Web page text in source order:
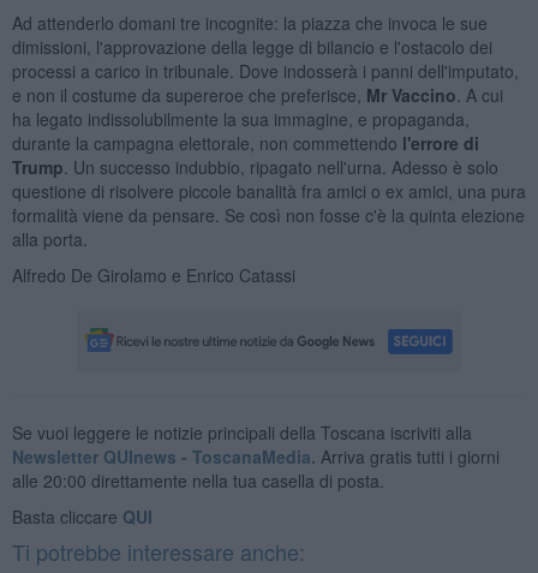
Ad attenderlo domani tre incognite: la piazza che invoca le sue
dimissioni, l'approvazione della legge di bilancio e l'ostacolo dei
processi a carico in tribunale. Dove indosserà i panni dell'imputato,
e non il costume da supereroe che preferisce, Mr Vaccino . A cui
ha legato indissolubilmente la sua immagine, e propaganda,
durante la campagna elettorale, non commettendo l'errore di
Trump . Un successo indubbio, ripagato nell'urna. Adesso è solo
questione di risolvere piccole banalità fra amici o ex amici, una pura
formalità viene da pensare. Se così non fosse c'è la quinta elezione
alla porta.
Alfredo De Girolamo e Enrico Catassi
Se vuoi leggere le notizie principali della Toscana iscriviti alla
Newsletter QUInews - ToscanaMedia. Arriva gratis tutti i giorni
alle 20:00 direttamente nella tua casella di posta.
Basta cliccare QUI
Ti potrebbe interessare anche: